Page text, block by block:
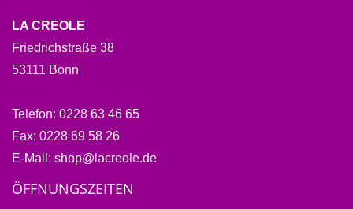
LA CREOLE
Friedrichstraße 38
53111 Bonn
Telefon: 0228 63 46 65
Fax: 0228 69 58 26
E-Mail: shop@lacreole.de
ÖFFNUNGSZEITEN